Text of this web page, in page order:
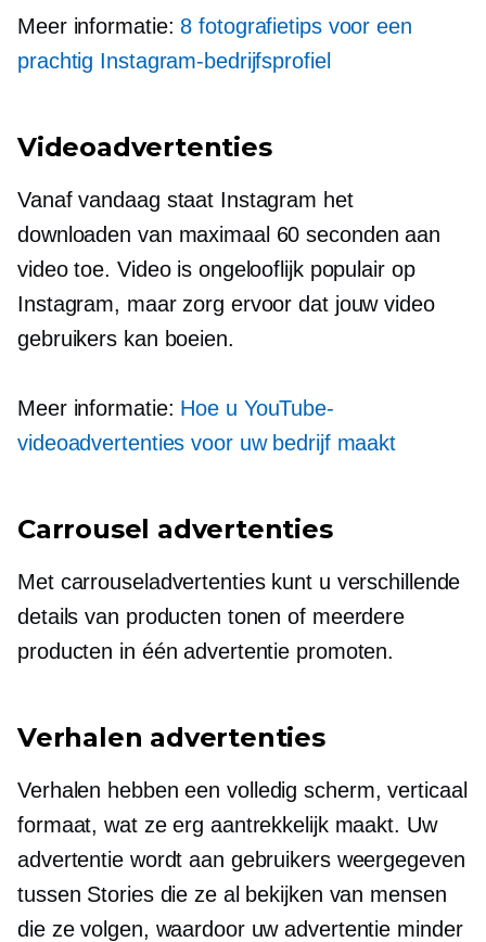
Meer informatie: 8 fotografietips voor een
prachtig Instagram-bedrijfsprofiel
Videoadvertenties
Vanaf vandaag staat Instagram het
downloaden van maximaal 60 seconden aan
video toe. Video is ongelooflijk populair op
Instagram, maar zorg ervoor dat jouw video
gebruikers kan boeien.
Meer informatie: Hoe u YouTube-
videoadvertenties voor uw bedrijf maakt
Carrousel advertenties
Met carrouseladvertenties kunt u verschillende
details van producten tonen of meerdere
producten in één advertentie promoten.
Verhalen advertenties
Verhalen hebben een volledig scherm, verticaal
formaat, wat ze erg aantrekkelijk maakt. Uw
advertentie wordt aan gebruikers weergegeven
tussen Stories die ze al bekijken van mensen
die ze volgen, waardoor uw advertentie minder